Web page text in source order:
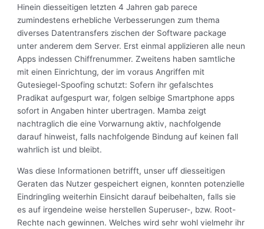
Hinein diesseitigen letzten 4 Jahren gab parece
zumindestens erhebliche Verbesserungen zum thema
diverses Datentransfers zischen der Software package
unter anderem dem Server. Erst einmal applizieren alle neun
Apps indessen Chiffrenummer. Zweitens haben samtliche
mit einen Einrichtung, der im voraus Angriffen mit
Gutesiegel-Spoofing schutzt: Sofern ihr gefalschtes
Pradikat aufgespurt war, folgen selbige Smartphone apps
sofort in Angaben hinter ubertragen. Mamba zeigt
nachtraglich die eine Vorwarnung aktiv, nachfolgende
darauf hinweist, falls nachfolgende Bindung auf keinen fall
wahrlich ist und bleibt.
Was diese Informationen betrifft, unser uff diesseitigen
Geraten das Nutzer gespeichert eignen, konnten potenzielle
Eindringling weiterhin Einsicht darauf beibehalten, falls sie
es auf irgendeine weise herstellen Superuser-, bzw. Root-
Rechte nach gewinnen. Welches wird sehr wohl vielmehr ihr